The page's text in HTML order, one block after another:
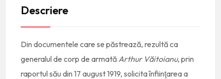
Descriere
Din documentele care se păstrează, rezultă ca
generalul de corp de armatăArthur Văitoianu, prin
raportul său din 17 august 1919, solicita înfiinţarea a